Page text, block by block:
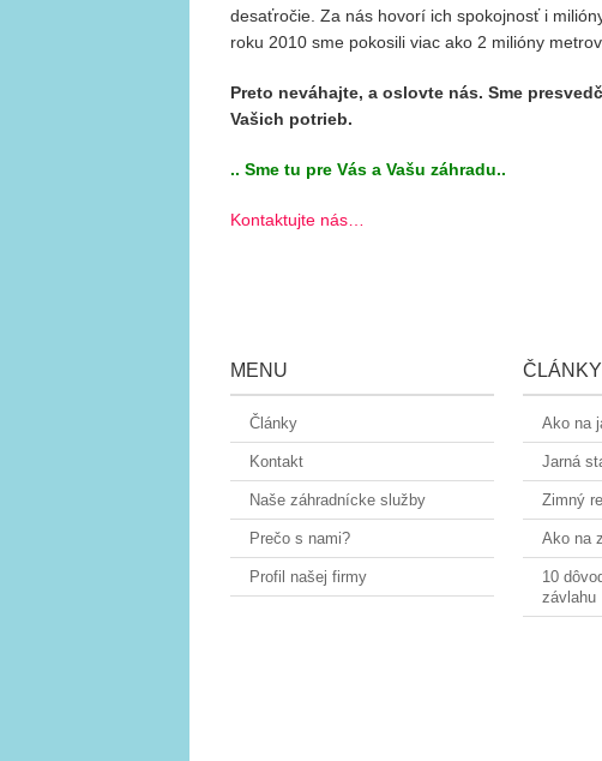
desaťročie. Za nás hovorí ich spokojnosť i
roku 2010 sme pokosili viac ako 2 milióny
Preto neváhajte, a oslovte nás. Sme
Vašich potrieb.
.. Sme tu pre Vás a Vašu záhradu..
Kontaktujte nás…
MENU
Články
Kontakt
Naše záhradnícke služby
Prečo s nami?
Profil našej firmy
ČLÁNKY
Ako na
Jarná
Zimný
Ako na
10
závlahu